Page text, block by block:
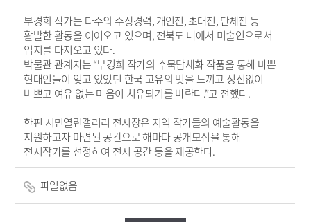
부경희 작가는 다수의 수상경력,개인전,초대전,단체전 등
활발한 활동을 이어오고 있으며,전북도 내에서 미술인으로서
입지를 다져오고 있다.
박물관 관계자는“부경희 작가의 수묵담채화 작품을 통해 바쁜
현대인들이 잊고 있었던 한국 고유의 멋을 느끼고 정신없이
바쁘고 여유 없는 마음이 치유되기를 바란다.”고 전했다.
한편 시민열린갤러리 전시장은 지역 작가들의 예술활동을
지원하고자 마련된 공간으로 해마다 공개모집을 통해
전시작가를 선정하여 전시 공간 등을 제공한다.
파일없음